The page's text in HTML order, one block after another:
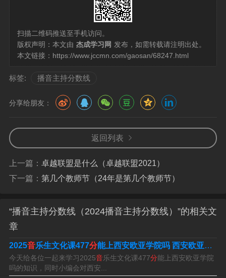
6、播音主持专业艺考总分是300分。播音艺考分数计算公
式是高考总分×80%+专业省统考成绩×5×20%。2023年浙
江播音艺考分数计算公式。
浙传播音主持艺考分数线
浙传播音主持文化课分数线2022年为457分。
分数线为86分。根据查询浙江传媒学院官网显示，2023年
浙江传媒学院的升学率为百分之八十五。
分。根据查询浙江传媒学院官网得知，2022浙江传媒学院
艺术类专业录取分数线：播音与主持艺术专业录取分数
主持艺术（影视配音）专业录取分数线：8386分。
与主持艺术双语方向一般要8951分才能录；播音与主持艺
术配音方向一般要8743分才能录；播音与主持艺术的礼仪
扫描二维码推送至手机访问。
版权声明：本文由 杰成学习网 发布，如需转载请注明出处。
本文链接： https://www.jccmn.com/gaosan/68247.html
标签: 播音主持分数线
分享给朋友：
返回列表
上一篇： 卓越联盟是什么（卓越联盟2021）
下一篇： 第几个教师节（24年是第几个教师节）
“播音主持分数线（2024播音主持分数线）”的相关文
章
2025音乐生文化课477分能上西安欧亚学院吗 西安欧亚学院
今天给各位一起来学习2025音乐生文化课477分能上西安欧亚学院
吗的知识，同时小编会对西安...